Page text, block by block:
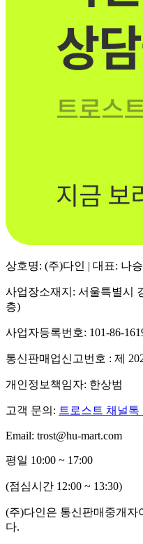
상호명: (주)다인 | 대표: 나
사업장소재지: 서울특별시
층)
사업자등록번호: 101-86-
통신판매업신고번호 : 제
개인정보책임자: 한상범
고객 문의: 트로스트 채널톡
Email: trost@hu-mart.com
평일 10:00 ~ 17:00
(점심시간 12:00 ~ 13:30)
(주)다인은 통신판매중개자
다.